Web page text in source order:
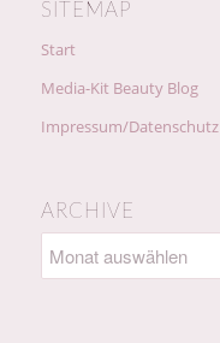
SITEMAP
Start
Media-Kit Beauty Blog
Impressum/Datenschutz
ARCHIVE